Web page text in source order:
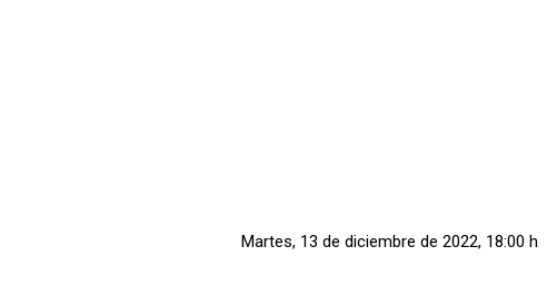
Martes, 13 de diciembre de 2022, 18:00 h